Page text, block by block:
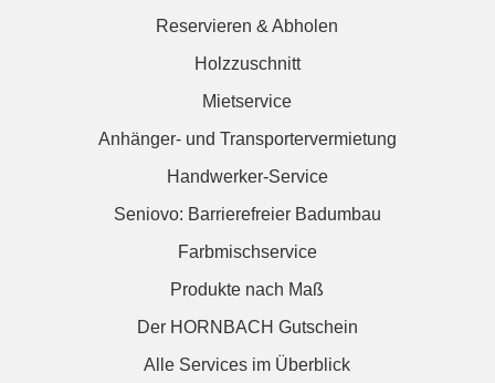
Reservieren & Abholen
Holzzuschnitt
Mietservice
Anhänger- und Transportervermietung
Handwerker-Service
Seniovo: Barrierefreier Badumbau
Farbmischservice
Produkte nach Maß
Der HORNBACH Gutschein
Alle Services im Überblick